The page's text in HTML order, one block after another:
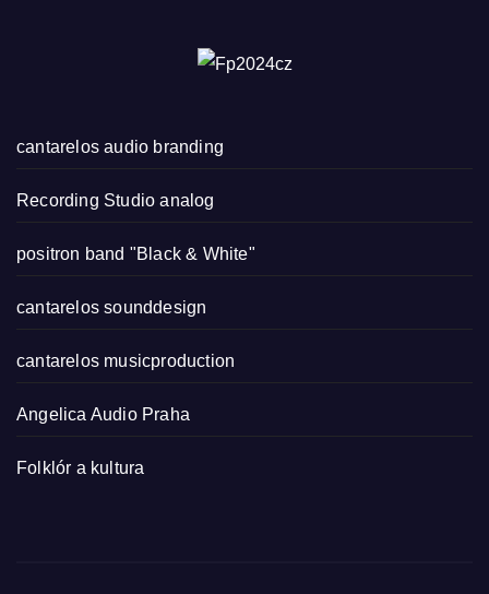
cantarelos audio branding
Recording Studio analog
positron band "Black & White"
cantarelos sounddesign
cantarelos musicproduction
Angelica Audio Praha
Folklór a kultura